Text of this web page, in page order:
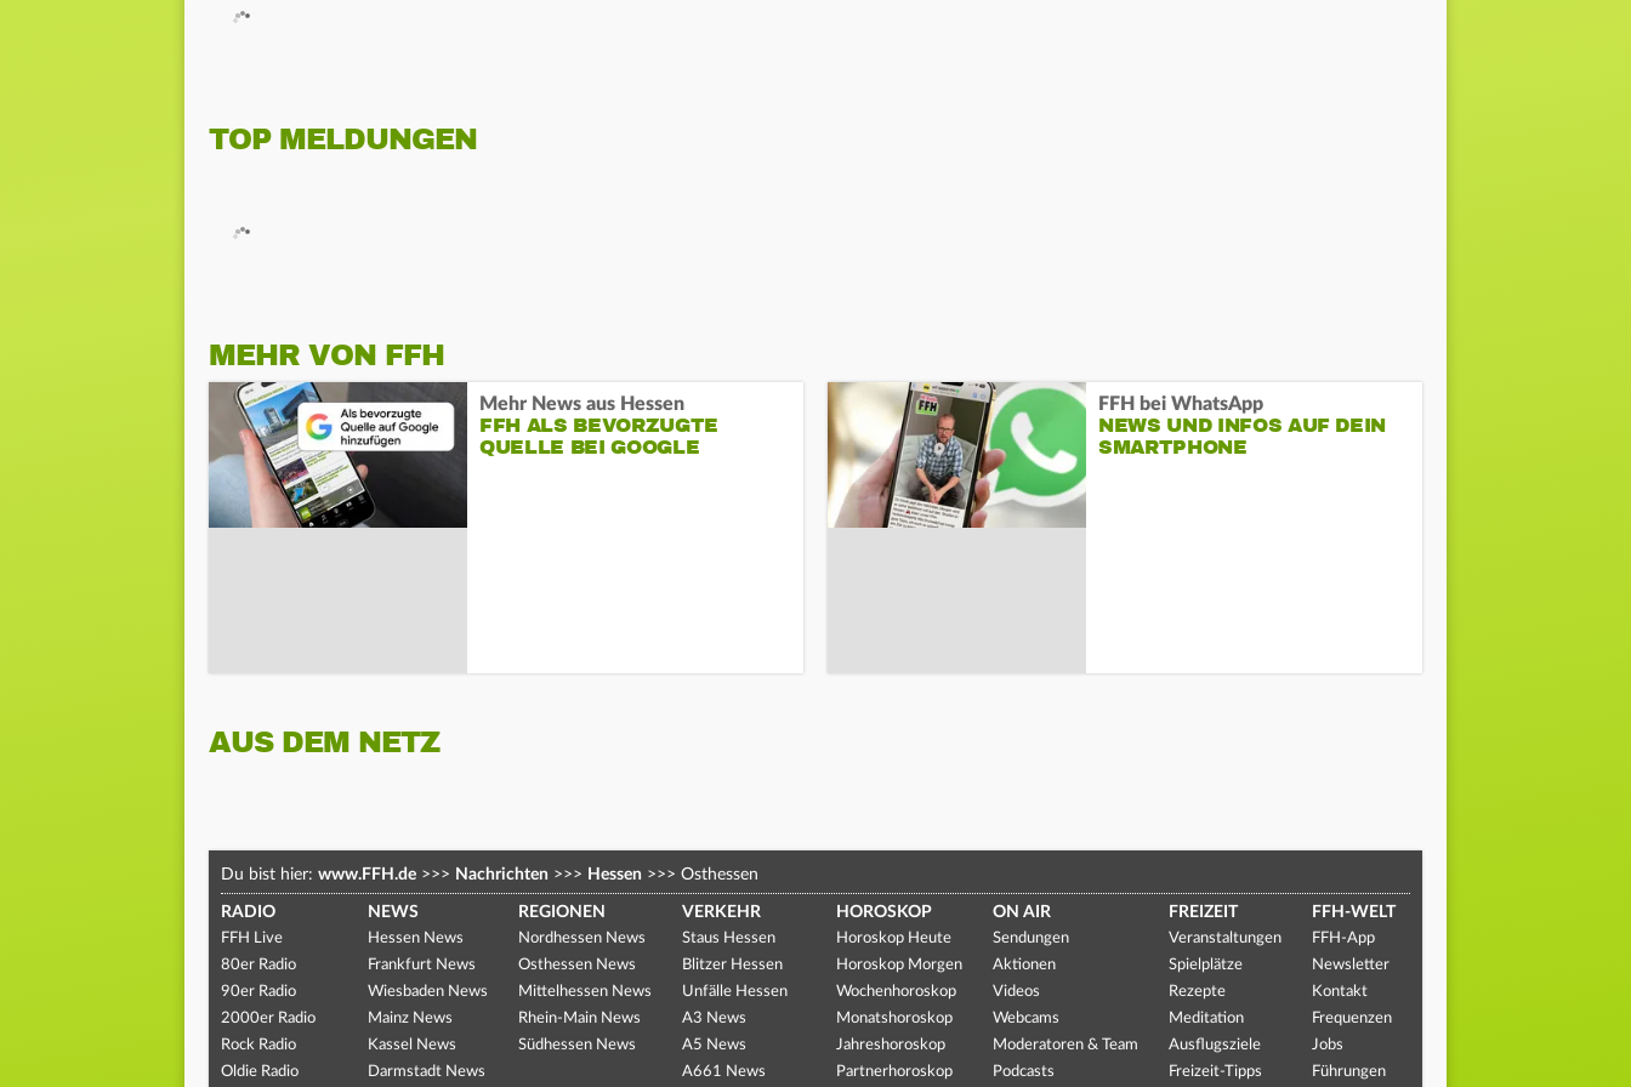
TOP MELDUNGEN
MEHR VON FFH
Mehr News aus Hessen
FFH ALS BEVORZUGTE
QUELLE BEI GOOGLE
FFH bei WhatsApp
NEWS UND INFOS AUF DEIN
SMARTPHONE
AUS DEM NETZ
Du bist hier: www.FFH.de >>> Nachrichten >>> Hessen >>> Osthessen
RADIO
FFH Live
80er Radio
90er Radio
2000er Radio
Rock Radio
Oldie Radio
NEWS
Hessen News
Frankfurt News
Wiesbaden News
Mainz News
Kassel News
Darmstadt News
REGIONEN
Nordhessen News
Osthessen News
Mittelhessen News
Rhein-Main News
Südhessen News
VERKEHR
Staus Hessen
Blitzer Hessen
Unfälle Hessen
A3 News
A5 News
A661 News
HOROSKOP
Horoskop Heute
Horoskop Morgen
Wochenhoroskop
Monatshoroskop
Jahreshoroskop
Partnerhoroskop
ON AIR
Sendungen
Aktionen
Videos
Webcams
Moderatoren & Team
Podcasts
FREIZEIT
Veranstaltungen
Spielplätze
Rezepte
Meditation
Ausflugsziele
Freizeit-Tipps
FFH-WELT
FFH-App
Newsletter
Kontakt
Frequenzen
Jobs
Führungen